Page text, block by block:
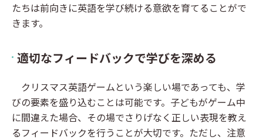
たちは前向きに英語を学び続ける意欲を育てることがで
きます。
適切なフィードバックで学びを深める
クリスマス英語ゲームという楽しい場であっても、学
びの要素を盛り込むことは可能です。子どもがゲーム中
に間違えた場合、その場でさりげなく正しい表現を教え
るフィードバックを行うことが大切です。ただし、注意